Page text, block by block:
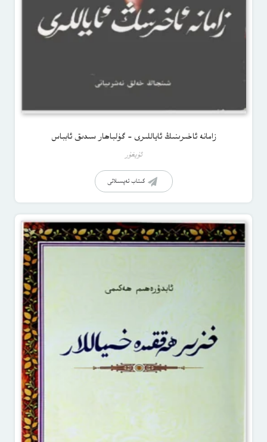
زامانە ئاخىرىنىڭ ئاياللىرى – گۈلباھار سىدىق ئابباس
ئۇيغۇر
كىتاب تەپسىلاتى